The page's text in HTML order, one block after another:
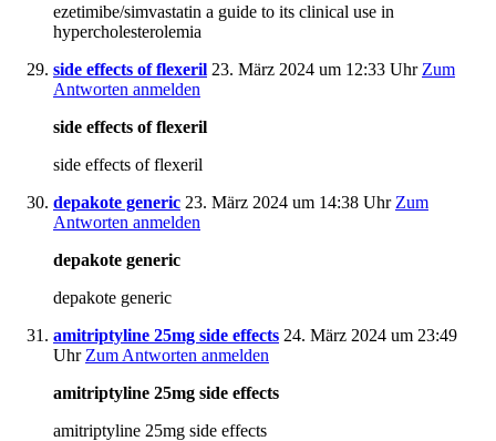
ezetimibe/simvastatin a guide to its clinical use in
hypercholesterolemia
side effects of flexeril 23. März 2024 um 12:33 Uhr Zum
Antworten anmelden
side effects of flexeril
side effects of flexeril
depakote generic 23. März 2024 um 14:38 Uhr Zum
Antworten anmelden
depakote generic
depakote generic
amitriptyline 25mg side effects 24. März 2024 um 23:49
Uhr Zum Antworten anmelden
amitriptyline 25mg side effects
amitriptyline 25mg side effects